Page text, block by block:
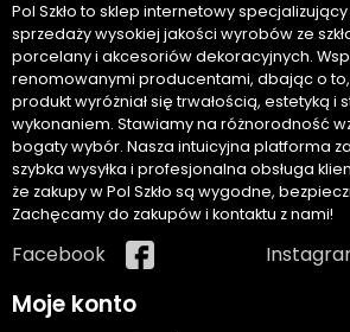
Pol Szkło to sklep internetowy
sprzedaży wysokiej jakości wyrobów ze
porcelany i akcesoriów dekoracyjnych.
renomowanymi producentami, dbając o
produkt wyróżniał się trwałością, estetyką i
wykonaniem. Stawiamy na różnorodność
bogaty wybór. Nasza intuicyjna platforma
szybka wysyłka i profesjonalna obsługa
że zakupy w Pol Szkło są wygodne,
Zachęcamy do zakupów i kontaktu z nami!
Facebook
Moje konto